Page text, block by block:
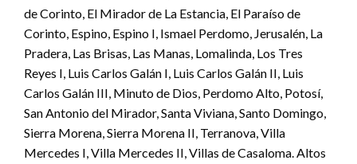
de Corinto, El Mirador de La Estancia, El Paraíso de
Corinto, Espino, Espino I, Ismael Perdomo, Jerusalén, La
Pradera, Las Brisas, Las Manas, Lomalinda, Los Tres
Reyes I, Luis Carlos Galán I, Luis Carlos Galán II, Luis
Carlos Galán III, Minuto de Dios, Perdomo Alto, Potosí,
San Antonio del Mirador, Santa Viviana, Santo Domingo,
Sierra Morena, Sierra Morena II, Terranova, Villa
Mercedes I, Villa Mercedes II, Villas de Casaloma. Altos